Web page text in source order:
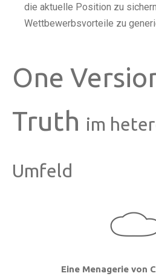
die aktuelle Position zu
Wettbewerbsvorteile zu
One
Truth im
Umfeld
Eine Menagerie von